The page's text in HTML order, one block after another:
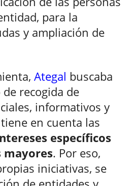
para la
y ampliación de
Ategal buscaba
recogida de
informativos y
en cuenta las
específicos
mayores. Por eso,
iniciativas, se